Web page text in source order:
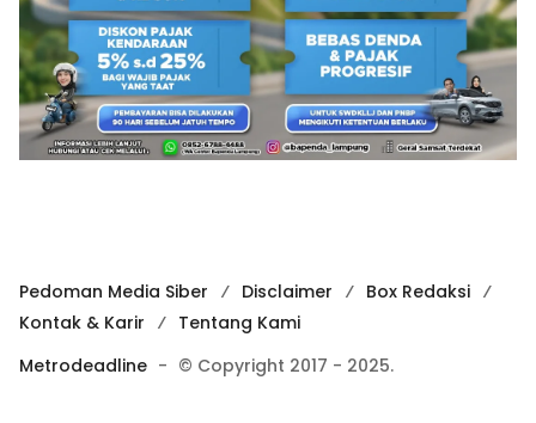
Pedoman Media Siber Disclaimer
Box Redaksi
Kontak & Karir
Tentang Kami
Metrodeadline - © Copyright 2017 - 2025.